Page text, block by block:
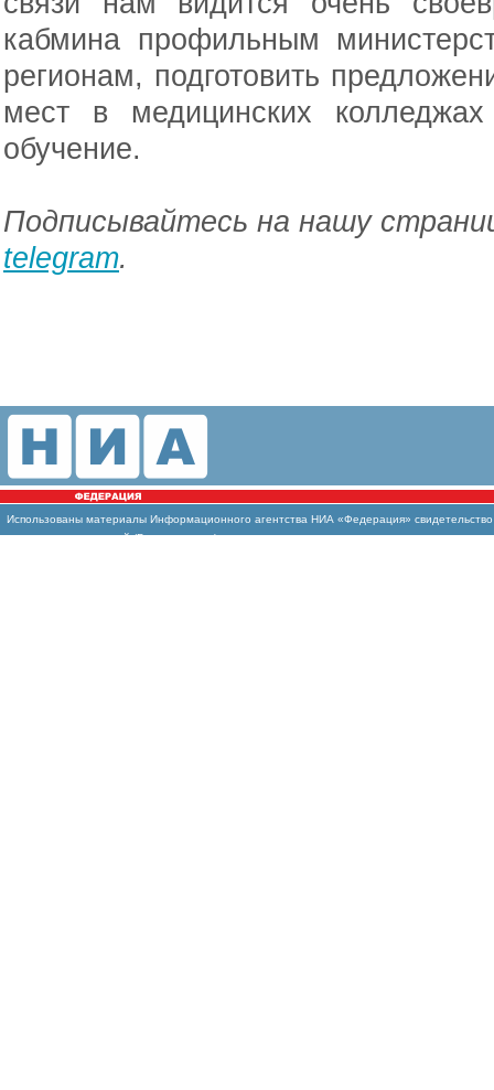
кабмина профильным
регионам, подготовить
мест в медицинских
обучение.
Подписывайтесь на нашу
telegram.
Использованы материалы Информационного агентства НИА «Федерация»
массовых коммуникаций (Роскомнадзор)